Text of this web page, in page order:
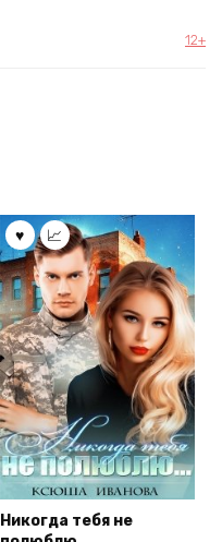
12+
Никогда тебя не